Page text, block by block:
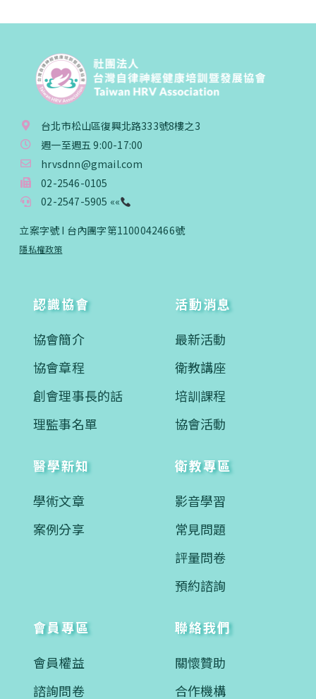
台北市松山區復興北路333號8樓之3
週一至週五 9:00-17:00
hrvsdnn@gmail.com
02-2546-0105
02-2547-5905 ««
立案字號 I 台內團字第1100042466號
隱私權政策
認識協會
協會簡介
協會章程
創會理事長的話
理監事名單
活動消息
最新活動
衛教講座
培訓課程
協會活動
醫學新知
學術文章
案例分享
衛教專區
影音學習
常見問題
評量問卷
預約諮詢
會員專區
會員權益
諮詢問卷
聯絡我們
關懷贊助
合作機構